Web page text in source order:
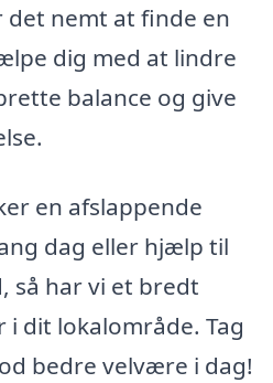
nemt at finde en
dig med at lindre
balance og give
en afslappende
dag eller hjælp til
så har vi et bredt
i dit lokalområde. Tag
bedre velvære i dag!